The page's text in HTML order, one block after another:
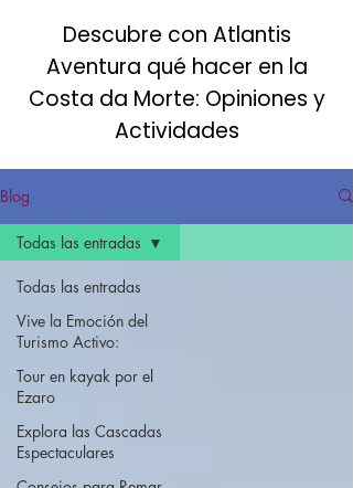
Descubre con Atlantis
Aventura qué hacer en la
Costa da Morte: Opiniones y
Actividades
Blog
Todas las entradas
Vive la Emoción del
Turismo Activo:
Tour en kayak por el
Ezaro
Explora las Cascadas
Espectaculares
Todas las entradas